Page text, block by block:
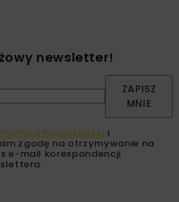
newsletter!
ZAPISZ
MNIE
Polityką Prywatności i
zgodę na otrzymywanie na
e-mail korespondencji